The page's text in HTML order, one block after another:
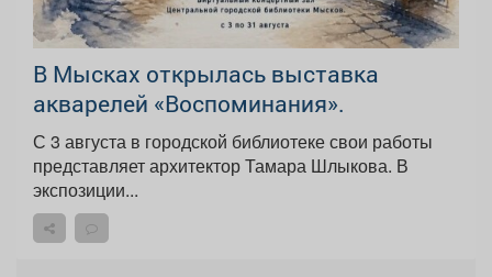
В Мысках открылась выставка
акварелей «Воспоминания».
С 3 августа в городской библиотеке свои работы
представляет архитектор Тамара Шлыкова. В
экспозиции...